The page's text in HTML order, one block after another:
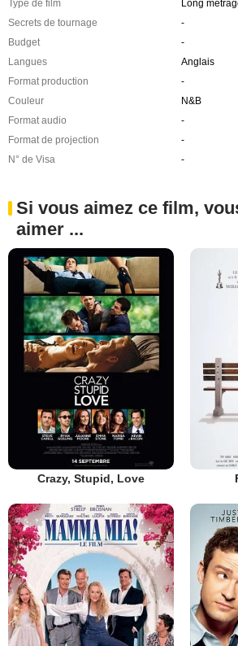
Type de film
Long
Secrets de tournage
-
Budget
-
Langues
Anglais
Format production
-
Couleur
N&B
Format audio
-
Format de projection
-
N° de Visa
-
Si vous aimez ce film,
aimer ...
Crazy, Stupid, Love